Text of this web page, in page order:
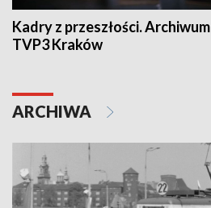
Kadry z przeszłości. Archiwum
TVP3 Kraków
ARCHIWA